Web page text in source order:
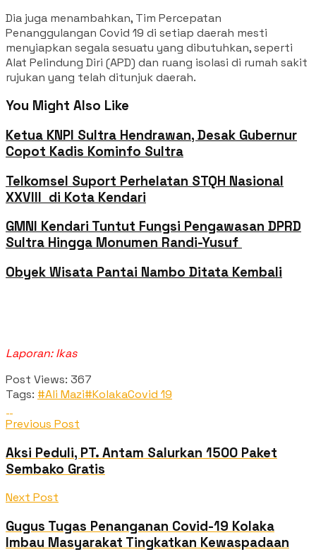
Dia juga menambahkan, Tim Percepatan
Penanggulangan Covid 19 di setiap daerah mesti
menyiapkan segala sesuatu yang dibutuhkan, seperti
Alat Pelindung Diri (APD) dan ruang isolasi di rumah sakit
rujukan yang telah ditunjuk daerah.
You Might Also Like
Ketua KNPI Sultra Hendrawan, Desak Gubernur
Copot Kadis Kominfo Sultra
Telkomsel Suport Perhelatan STQH Nasional
XXVIII di Kota Kendari
GMNI Kendari Tuntut Fungsi Pengawasan DPRD
Sultra Hingga Monumen Randi-Yusuf ‎
Obyek Wisata Pantai Nambo Ditata Kembali
Laporan: Ikas
Post Views: 367
Tags: #Ali Mazi#KolakaCovid 19
Previous Post
Aksi Peduli, PT. Antam Salurkan 1500 Paket
Sembako Gratis
Next Post
Gugus Tugas Penanganan Covid-19 Kolaka
Imbau Masyarakat Tingkatkan Kewaspadaan